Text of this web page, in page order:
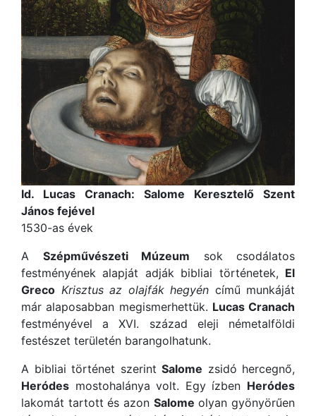
Id. Lucas Cranach: Salome Keresztelő Szent
János fejével
1530-as évek
A Szépművészeti Múzeum sok csodálatos
festményének alapját adják bibliai történetek, El
Greco Krisztus az olajfák hegyén című munkáját
már alaposabban megismerhettük. Lucas Cranach
festményével a XVI. század eleji németalföldi
festészet területén barangolhatunk.
A bibliai történet szerint Salome zsidó hercegnő,
Heródes mostohalánya volt. Egy ízben Heródes
lakomát tartott és azon Salome olyan gyönyörűen